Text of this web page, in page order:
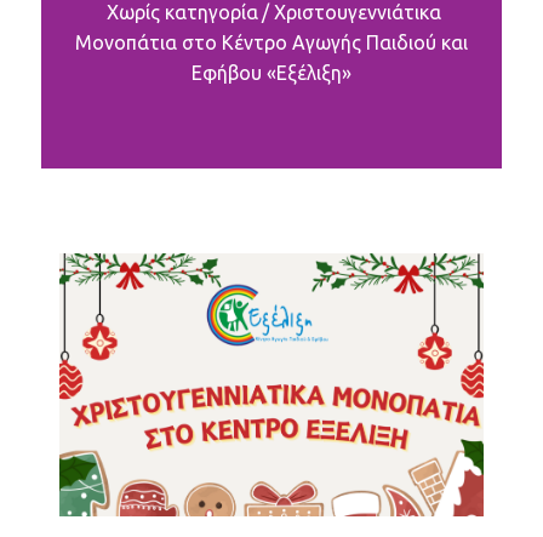
Χωρίς κατηγορία /Χριστουγεννιάτικα
Μονοπάτια στο Κέντρο Αγωγής Παιδιού και
Εφήβου «Εξέλιξη»